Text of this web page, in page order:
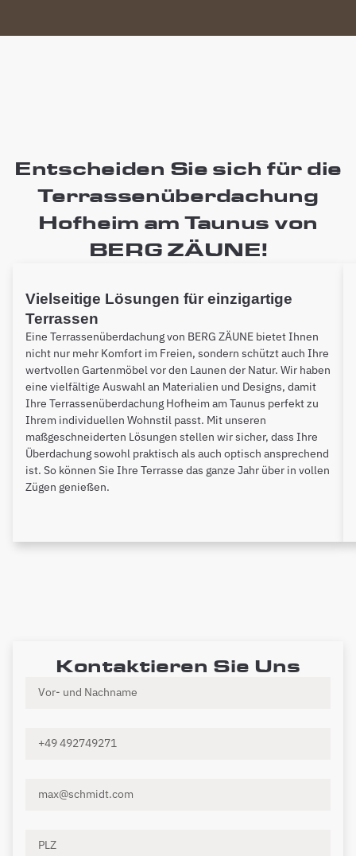
Entscheiden Sie sich für die
Terrassenüberdachung
Hofheim am Taunus von
BERG ZÄUNE!
Vielseitige Lösungen für einzigartige
Terrassen
Eine Terrassenüberdachung von BERG ZÄUNE bietet Ihnen
nicht nur mehr Komfort im Freien, sondern schützt auch Ihre
wertvollen Gartenmöbel vor den Launen der Natur. Wir haben
eine vielfältige Auswahl an Materialien und Designs, damit
Ihre Terrassenüberdachung Hofheim am Taunus perfekt zu
Ihrem individuellen Wohnstil passt. Mit unseren
maßgeschneiderten Lösungen stellen wir sicher, dass Ihre
Überdachung sowohl praktisch als auch optisch ansprechend
ist. So können Sie Ihre Terrasse das ganze Jahr über in vollen
Zügen genießen.
Kontaktieren Sie Uns